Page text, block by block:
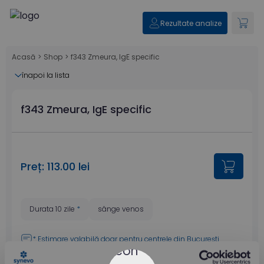
Rezultate analize
Acasă > Shop > f343 Zmeura, IgE specific
înapoi la lista
f343 Zmeura, IgE specific
Preț: 113.00 lei
Durata 10 zile * sânge venos
* Estimare valabilă doar pentru centrele din București